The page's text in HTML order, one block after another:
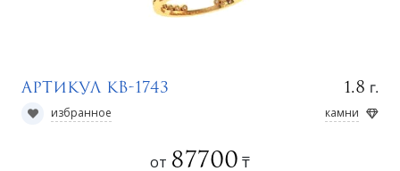
Артикул КВ-1743 1.8 г.
избранное камни
от 87700 ₸